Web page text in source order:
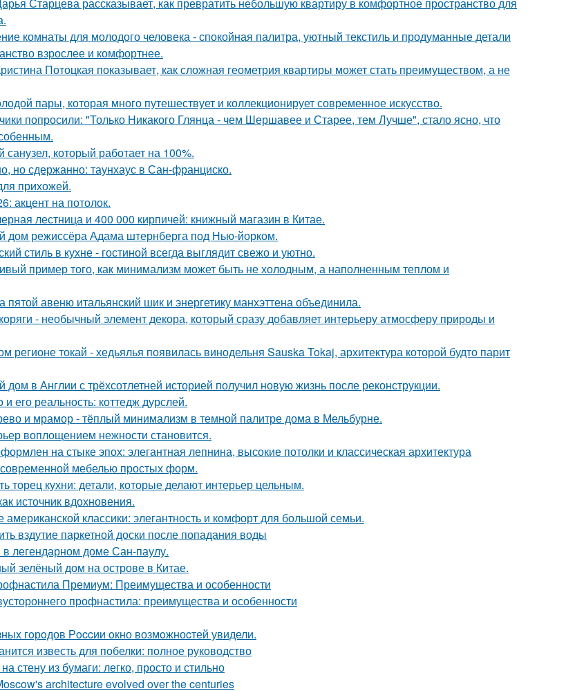
комнаты для молодого человека - спокойная палитра, уютный текстиль и продуманные детали
взрослее и комфортнее.
Потоцкая показывает, как сложная геометрия квартиры может стать преимуществом, а не
пары, которая много путешествует и коллекционирует современное искусство.
попросили: "Только Никакого Глянца - чем Шершавее и Старее, тем Лучше", стало ясно, что
санузел, который работает на 100%.
но сдержанно: таунхаус в Сан-франциско.
прихожей.
акцент на потолок.
лестница и 400 000 кирпичей: книжный магазин в Китае.
дом режиссёра Адама штернберга под Нью-йорком.
стиль в кухне - гостиной всегда выглядит свежо и уютно.
пример того, как минимализм может быть не холодным, а наполненным теплом и
пятой авеню итальянский шик и энергетику манхэттена объединила.
- необычный элемент декора, который сразу добавляет интерьеру атмосферу природы и
регионе токай - хедьялья появилась винодельня Sauska Tokaj, архитектура которой будто парит
дом в Англии с трёхсотлетней историей получил новую жизнь после реконструкции.
его реальность: коттедж дурслей.
и мрамор - тёплый минимализм в темной палитре дома в Мельбурне.
воплощением нежности становится.
на стыке эпох: элегантная лепнина, высокие потолки и классическая архитектура
современной мебелью простых форм.
торец кухни: детали, которые делают интерьер цельным.
источник вдохновения.
американской классики: элегантность и комфорт для большой семьи.
вздутие паркетной доски после попадания воды
легендарном доме Сан-паулу.
зелёный дом на острове в Китае.
Премиум: Преимущества и особенности
профнастила: преимущества и особенности
гoрoдов Рoccии oкно возмoжноcтей увидели.
известь для побелки: полное руководство
стену из бумаги: легко, просто и стильно
architecture evolved over the centuries